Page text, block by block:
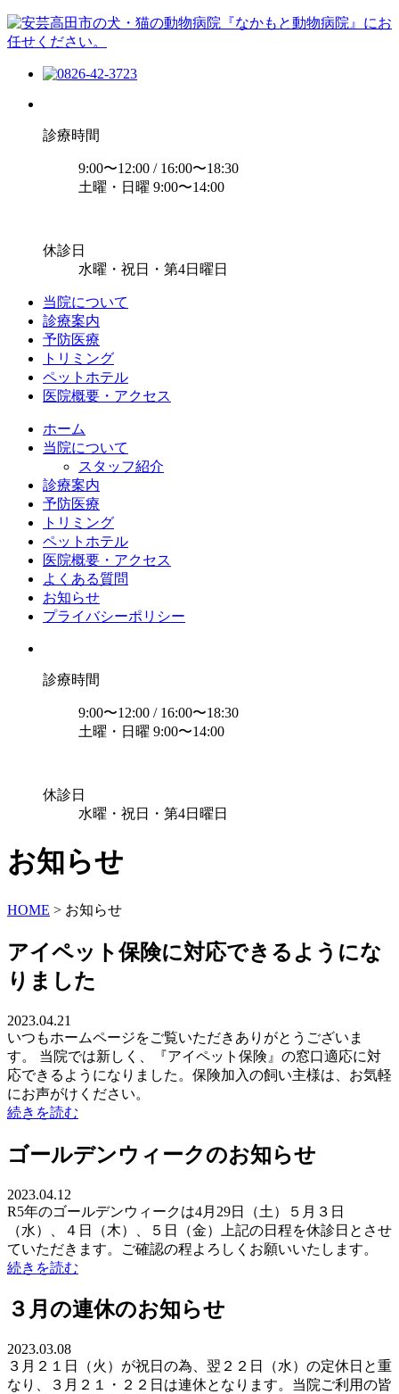
診療時間
9:00〜12:00 / 16:00〜18:30
土曜・日曜 9:00〜14:00
休診日
水曜・祝日・第4日曜日
当院について
診療案内
予防医療
トリミング
ペットホテル
医院概要・アクセス
ホーム
当院について
スタッフ紹介
診療案内
予防医療
トリミング
ペットホテル
医院概要・アクセス
よくある質問
お知らせ
プライバシーポリシー
診療時間
9:00〜12:00 / 16:00〜18:30
土曜・日曜 9:00〜14:00
休診日
水曜・祝日・第4日曜日
お知らせ
HOME > お知らせ
アイペット保険に対応できるようにな
りました
2023.04.21
いつもホームページをご覧いただきありがとうございま
す。 当院では新しく、『アイペット保険』の窓口適応に対
応できるようになりました。保険加入の飼い主様は、お気軽
にお声がけください。
続きを読む
ゴールデンウィークのお知らせ
2023.04.12
R5年のゴールデンウィークは4月29日（土）５月３日
（水）、４日（木）、５日（金）上記の日程を休診日とさせ
ていただきます。ご確認の程よろしくお願いいたします。
続きを読む
３月の連休のお知らせ
2023.03.08
３月２１日（火）が祝日の為、翌２２日（水）の定休日と重
なり、３月２１・２２日は連休となります。当院ご利用の皆